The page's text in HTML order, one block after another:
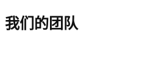
我们的团队